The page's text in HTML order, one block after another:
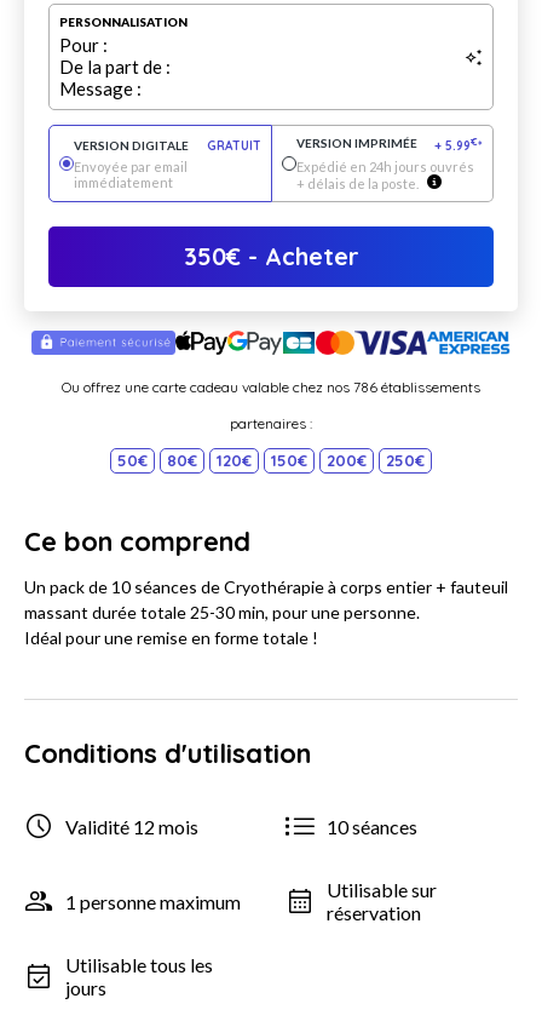
PERSONNALISATION
Pour :
De la part de :
Message :
VERSION DIGITALE
GRATUIT
Envoyée par email
immédiatement
VERSION IMPRIMÉE + 5.99€*
Expédié en 24h jours ouvrés
+ délais de la poste.
350€- Acheter
Ou offrez une carte cadeau valable chez nos 786 établissements
partenaires :
50€ 80€ 120€ 150€ 200€ 250€
Ce bon comprend
Un pack de 10 séances de Cryothérapie à corps entier + fauteuil
massant durée totale 25-30 min, pour une personne.
Idéal pour une remise en forme totale !
Conditions d'utilisation
Validité 12 mois 10 séances
1 personne maximum
Utilisable sur
réservation
Utilisable tous les
jours